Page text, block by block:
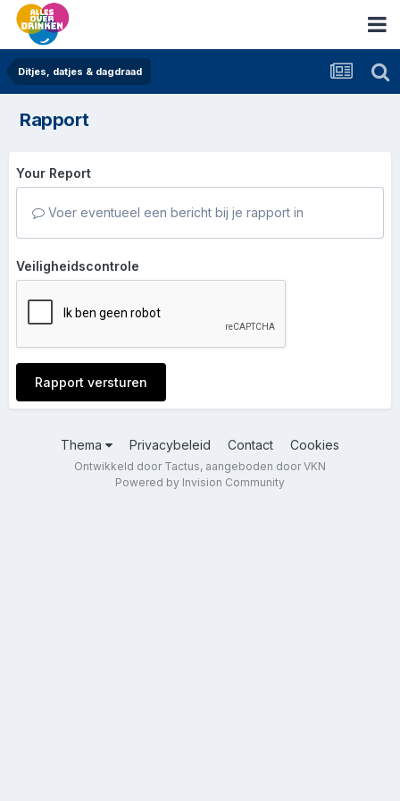
Ditjes, datjes & dagdraad
Rapport
Your Report
Voer eventueel een bericht bij je rapport in
Veiligheidscontrole
Rapport versturen
Thema Privacybeleid Contact Cookies
Ontwikkeld door Tactus, aangeboden door VKN
Powered by Invision Community